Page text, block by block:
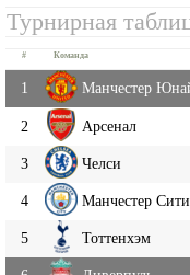
Турнирная
# Команда
1 Манчестер
2 Арсенал
3 Челси
4 Манчестер Сити
5 Тоттенхэм